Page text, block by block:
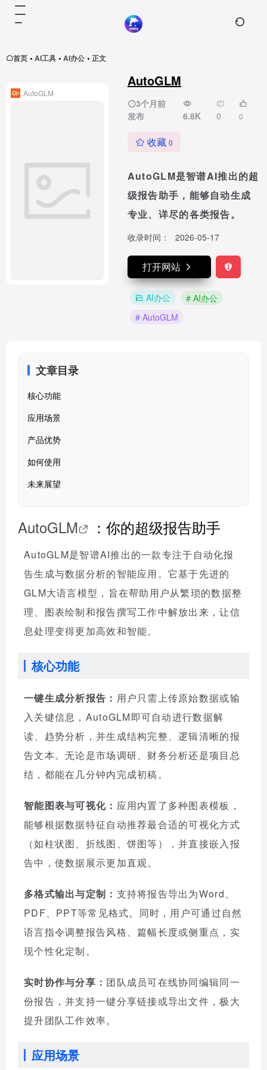
首页 • AI工具 • AI办公 • 正文
AutoGLM
3个月前
发布
6.8K 0 0
收藏 0
AutoGLM是智谱AI推出的超
级报告助手，能够自动生成
专业、详尽的各类报告。
收录时间： 2026-05-17
打开网站
AI办公
# AI办公
# AutoGLM
AutoGLM
文章目录
核心功能
应用场景
产品优势
如何使用
未来展望
AutoGLM ：你的超级报告助手
AutoGLM是智谱AI推出的一款专注于自动化报
告生成与数据分析的智能应用。它基于先进的
GLM大语言模型，旨在帮助用户从繁琐的数据整
理、图表绘制和报告撰写工作中解放出来，让信
息处理变得更加高效和智能。
核心功能
一键生成分析报告： 用户只需上传原始数据或输
入关键信息，AutoGLM即可自动进行数据解
读、趋势分析，并生成结构完整、逻辑清晰的报
告文本。无论是市场调研、财务分析还是项目总
结，都能在几分钟内完成初稿。
智能图表与可视化： 应用内置了多种图表模板，
能够根据数据特征自动推荐最合适的可视化方式
（如柱状图、折线图、饼图等），并直接嵌入报
告中，使数据展示更加直观。
多格式输出与定制： 支持将报告导出为Word、
PDF、PPT等常见格式。同时，用户可通过自然
语言指令调整报告风格、篇幅长度或侧重点，实
现个性化定制。
实时协作与分享： 团队成员可在线协同编辑同一
份报告，并支持一键分享链接或导出文件，极大
提升团队工作效率。
应用场景